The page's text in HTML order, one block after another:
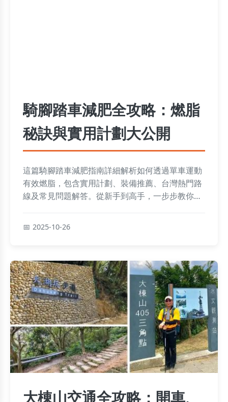
騎腳踏車減肥全攻略：燃脂
秘訣與實用計劃大公開
這篇騎腳踏車減肥指南詳細解析如何透過單車運動
有效燃脂，包含實用計劃、裝備推薦、台灣熱門路
線及常見問題解答。從新手到高手，一步步教你用
2025-10-26
大棟山交通全攻略：開車、